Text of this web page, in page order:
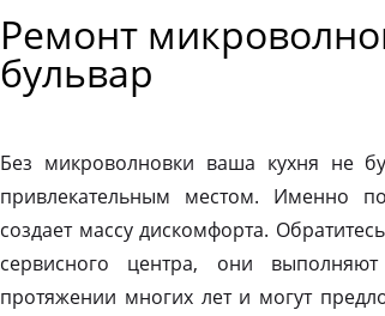
Ремонт
бульвар
Без микроволновки ваша кухня не
привлекательным местом. Именно
создает массу дискомфорта.
сервисного центра, они
протяжении многих лет и могут